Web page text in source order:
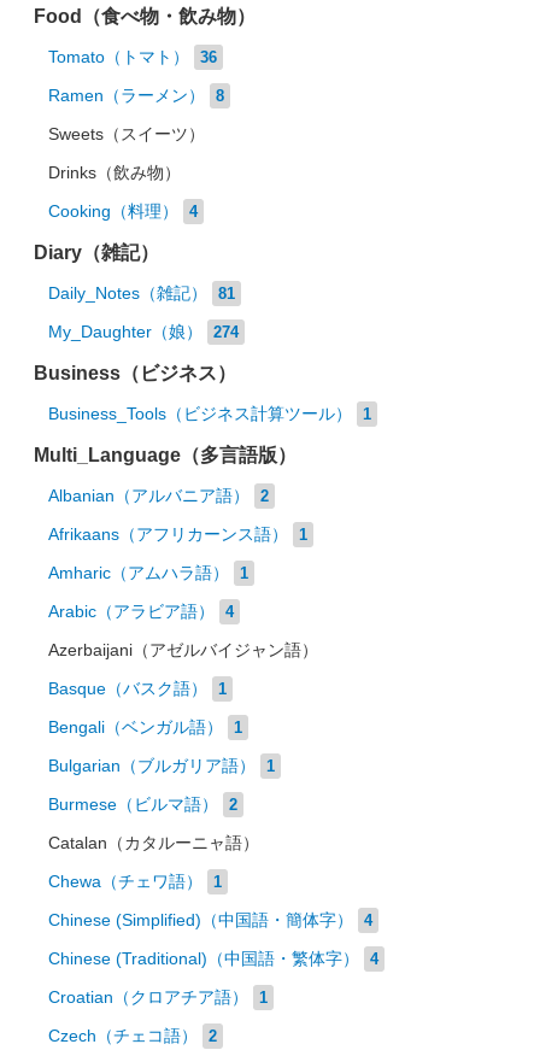
Food（食べ物・飲み物）
Tomato（トマト） 36
Ramen（ラーメン） 8
Sweets（スイーツ）
Drinks（飲み物）
Cooking（料理） 4
Diary（雑記）
Daily_Notes（雑記） 81
My_Daughter（娘） 274
Business（ビジネス）
Business_Tools（ビジネス計算ツール） 1
Multi_Language（多言語版）
Albanian（アルバニア語） 2
Afrikaans（アフリカーンス語） 1
Amharic（アムハラ語） 1
Arabic（アラビア語） 4
Azerbaijani（アゼルバイジャン語）
Basque（バスク語） 1
Bengali（ベンガル語） 1
Bulgarian（ブルガリア語） 1
Burmese（ビルマ語） 2
Catalan（カタルーニャ語）
Chewa（チェワ語） 1
Chinese (Simplified)（中国語・簡体字） 4
Chinese (Traditional)（中国語・繁体字） 4
Croatian（クロアチア語） 1
Czech（チェコ語） 2